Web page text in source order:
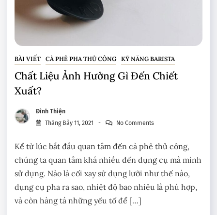
BÀI VIẾT CÀ PHÊ PHA THỦ CÔNG KỸ NĂNG BARISTA
Chất Liệu Ảnh Hưởng Gì Đến Chiết
Xuất?
Đình Thiện
Tháng Bảy 11, 2021
No Comments
Kể từ lúc bắt đầu quan tâm đến cà phê thủ công,
chúng ta quan tâm khá nhiều đến dụng cụ mà mình
sử dụng. Nào là cối xay sử dụng lưỡi như thế nào,
dụng cụ pha ra sao, nhiệt độ bao nhiêu là phù hợp,
và còn hàng tá những yếu tố để […]